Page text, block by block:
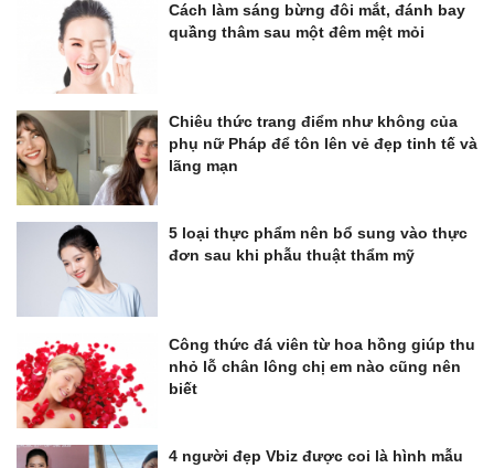
Cách làm sáng bừng đôi mắt, đánh bay
quầng thâm sau một đêm mệt mỏi
Chiêu thức trang điểm như không của
phụ nữ Pháp để tôn lên vẻ đẹp tinh tế và
lãng mạn
5 loại thực phẩm nên bổ sung vào thực
đơn sau khi phẫu thuật thẩm mỹ
Công thức đá viên từ hoa hồng giúp thu
nhỏ lỗ chân lông chị em nào cũng nên
biết
4 người đẹp Vbiz được coi là hình mẫu